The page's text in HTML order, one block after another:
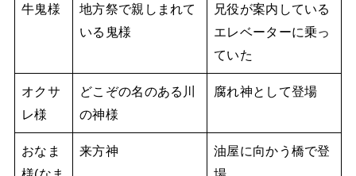
牛鬼様
地方祭で親しまれて
いる鬼様
兄役が案内している
エレベーターに乗っ
ていた
オクサ
レ様
どこぞの名のある川
の神様
腐れ神として登場
おなま
来方神
油屋に向かう橋で登